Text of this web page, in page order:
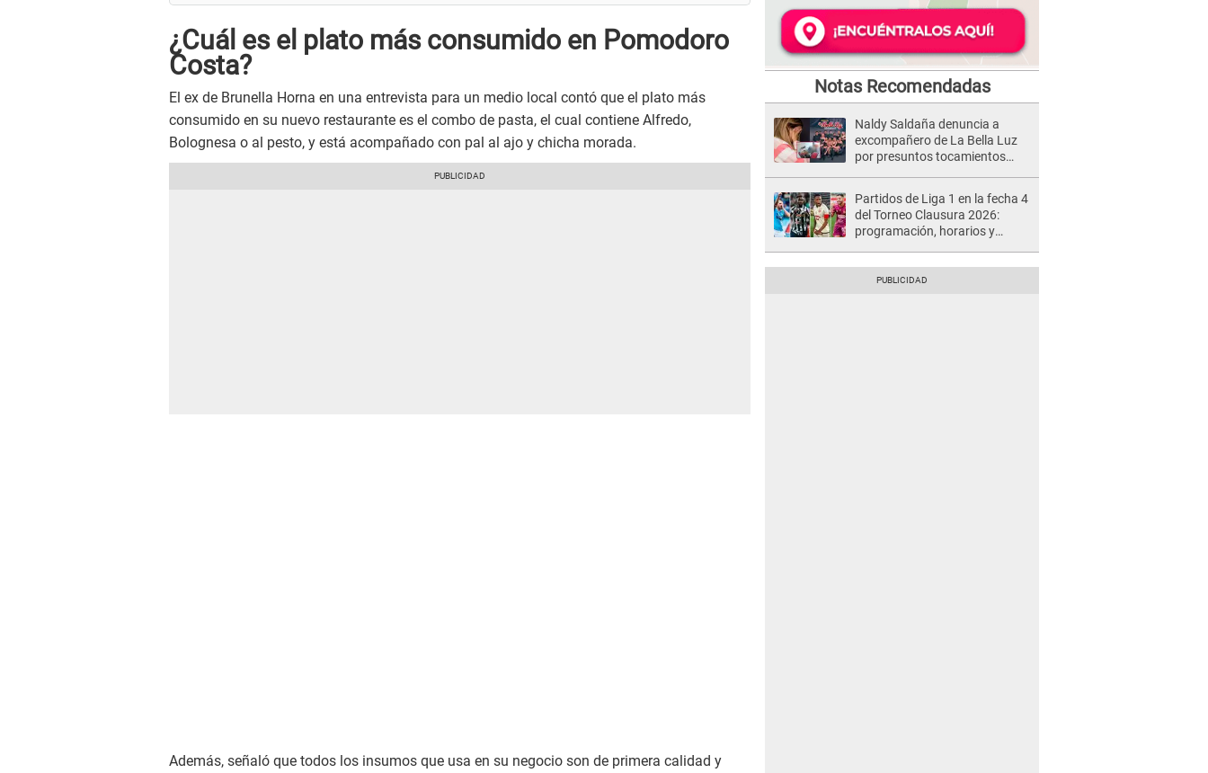
¿Cuál es el plato más consumido en Pomodoro
Costa?
El ex de Brunella Horna en una entrevista para un medio local contó que el plato más
consumido en su nuevo restaurante es el combo de pasta, el cual contiene Alfredo,
Bolognesa o al pesto, y está acompañado con pal al ajo y chicha morada.
Además, señaló que todos los insumos que usa en su negocio son de primera calidad y
Notas Recomendadas
Naldy Saldaña denuncia a
excompañero de La Bella Luz
por presuntos tocamientos
Partidos de Liga 1 en la fecha 4
del Torneo Clausura 2026:
programación, horarios y